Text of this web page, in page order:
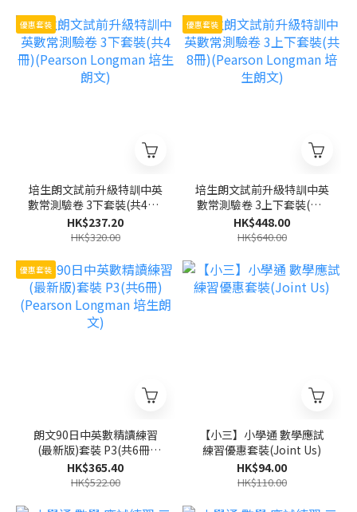
優惠套裝
培生朗文試前升級特訓中英
數常測驗卷 3下套裝(共4冊)
(Pearson Longman 培生
朗文)
HK$237.20
HK$320.00
優惠套裝
培生朗文試前升級特訓中英
數常測驗卷 3上下套裝(共8
冊)(Pearson Longman 培
生朗文)
HK$448.00
HK$640.00
優惠套裝
朗文90日中英數精讀練習
(最新版)套裝 P3(共6冊)
(Pearson Longman 培生
朗文)
HK$365.40
HK$522.00
【小三】小學通 數學應試
練習優惠套裝(Joint Us)
HK$94.00
HK$110.00